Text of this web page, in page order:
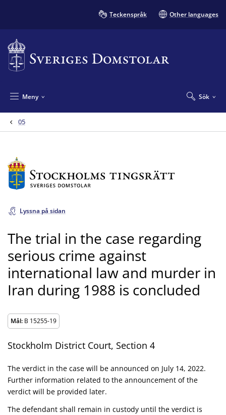
Teckenspråk Other languages
Sök
Meny
05
Lyssna på sidan
The trial in the case regarding
serious crime against
international law and murder in
Iran during 1988 is concluded
Mål: B 15255-19
Stockholm District Court, Section 4
The verdict in the case will be announced on July 14, 2022.
Further information related to the announcement of the
verdict will be provided later.
The defendant shall remain in custody until the verdict is